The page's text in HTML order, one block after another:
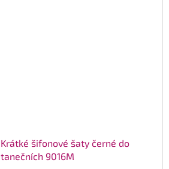
Krátké šifonové šaty černé do
tanečních 9016M